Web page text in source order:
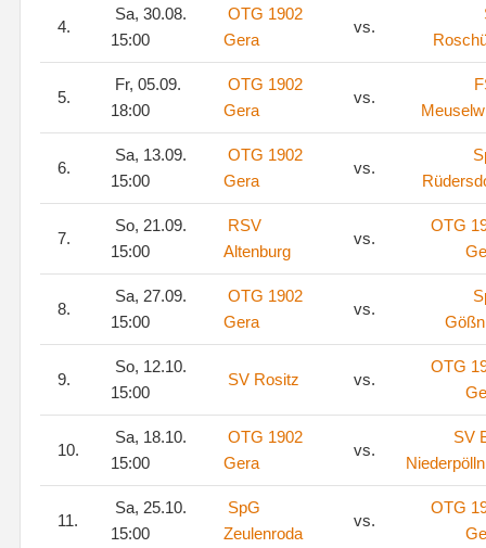
4.
Sa, 30.08.
15:00
OTG 1902
Gera
vs.
5.
Fr, 05.09.
18:00
OTG 1902
Gera
vs.
6.
Sa, 13.09.
15:00
OTG 1902
Gera
vs.
7.
So, 21.09.
15:00
RSV
Altenburg
vs.
OTG
8.
Sa, 27.09.
15:00
OTG 1902
Gera
vs.
9.
So, 12.10.
15:00
SV Rositz vs.
OTG
10.
Sa, 18.10.
15:00
OTG 1902
Gera
vs.
SV
11.
Sa, 25.10.
15:00
SpG
Zeulenroda
vs.
OTG